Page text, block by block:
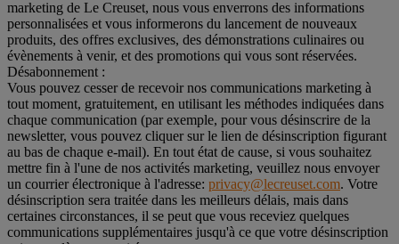
marketing de Le Creuset, nous vous enverrons des informations
personnalisées et vous informerons du lancement de nouveaux
produits, des offres exclusives, des démonstrations culinaires ou
évènements à venir, et des promotions qui vous sont réservées.
Désabonnement :
Vous pouvez cesser de recevoir nos communications marketing à
tout moment, gratuitement, en utilisant les méthodes indiquées dans
chaque communication (par exemple, pour vous désinscrire de la
newsletter, vous pouvez cliquer sur le lien de désinscription figurant
au bas de chaque e-mail). En tout état de cause, si vous souhaitez
mettre fin à l'une de nos activités marketing, veuillez nous envoyer
un courrier électronique à l'adresse: privacy@lecreuset.com. Votre
désinscription sera traitée dans les meilleurs délais, mais dans
certaines circonstances, il se peut que vous receviez quelques
communications supplémentaires jusqu'à ce que votre désinscription